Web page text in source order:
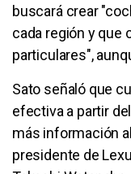
buscará crear
cada región y que
particulares",
Sato señaló que
efectiva a partir
más información
presidente de